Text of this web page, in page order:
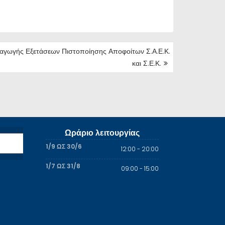
Εξετάσεων Πιστοποίησης Αποφοίτων Σ.Α.Ε.Κ.
και Σ.Ε.Κ.
Ωράριο λειτουργίας
1/9 ΩΣ 30/6
12:00 - 20:00
1/7 ΩΣ 31/8
09:00 - 15:00